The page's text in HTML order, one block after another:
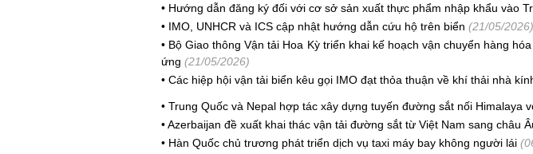
• Hướng dẫn đăng ký đối với cơ sở sản xuất thực phẩm nhập khẩu vào
• IMO, UNHCR và ICS cập nhật hướng dẫn cứu hộ trên biển (21/05/2026)
• Bộ Giao thông Vận tải Hoa Kỳ triển khai kế hoạch vận chuyển hàng
ứng (21/05/2026)
• Các hiệp hội vận tải biển kêu gọi IMO đạt thỏa thuận về khí thải nhà
• Trung Quốc và Nepal hợp tác xây dựng tuyến đường sắt nối Himalaya
•Azerbaijan đề xuất khai thác vận tải đường sắt từ Việt Nam sang châu
• Hàn Quốc chủ trương phát triển dịch vụ taxi máy bay không người lái